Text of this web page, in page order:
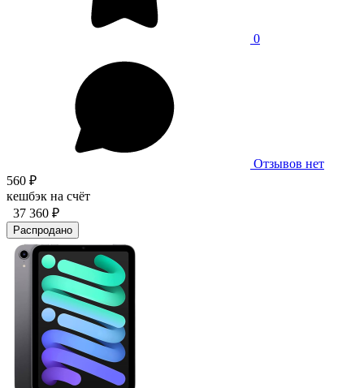
0
Отзывов нет
560 ₽
кешбэк на счёт
37 360 ₽
Распродано